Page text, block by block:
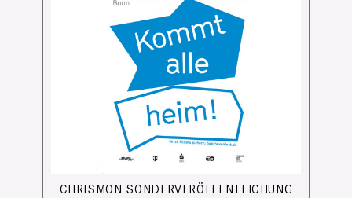
CHRISMON SONDERVERÖFFENTLICHUNG